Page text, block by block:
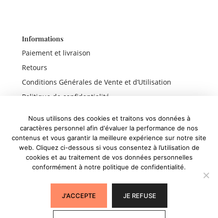
Informations
Paiement et livraison
Retours
Conditions Générales de Vente et d’Utilisation
Politique de confidentialité
Liens rapides
Boutique
Mon compte
Nous utilisons des cookies et traitons vos données à
caractères personnel afin d'évaluer la performance de nos
contenus et vous garantir la meilleure expérience sur notre site
web. Cliquez ci-dessous si vous consentez à l’utilisation de
cookies et au traitement de vos données personnelles
conformément à notre politique de confidentialité.
J'ACCEPTE JE REFUSE